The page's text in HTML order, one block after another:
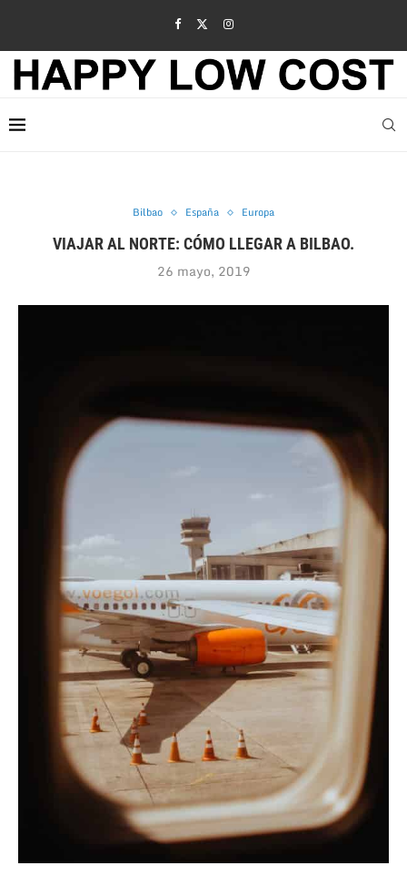
Bilbao España Europa
VIAJAR AL NORTE: CÓMO LLEGAR A BILBAO.
26 mayo, 2019